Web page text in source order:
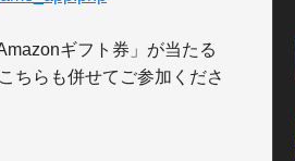
ギフト券」が当たる
ちらも併せてご参加くださ